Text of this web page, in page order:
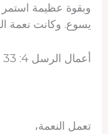
وبقوة عظيمة
يسوع. وكانت نعمة
أعمال الرسل 4: 33 (الترجمة الجديدة)
تعمل النعمة،